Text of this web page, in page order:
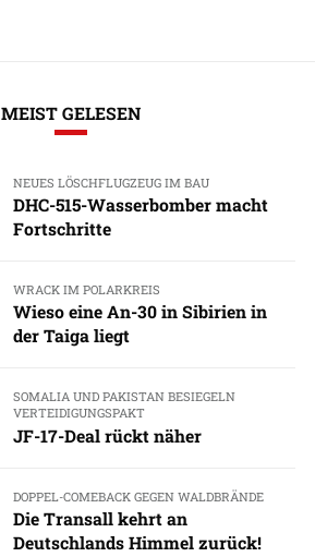
MEIST GELESEN
NEUES LÖSCHFLUGZEUG IM BAU
DHC-515-Wasserbomber macht
Fortschritte
WRACK IM POLARKREIS
Wieso eine An-30 in Sibirien in
der Taiga liegt
SOMALIA UND PAKISTAN BESIEGELN
VERTEIDIGUNGSPAKT
JF-17-Deal rückt näher
DOPPEL-COMEBACK GEGEN WALDBRÄNDE
Die Transall kehrt an
Deutschlands Himmel zurück!